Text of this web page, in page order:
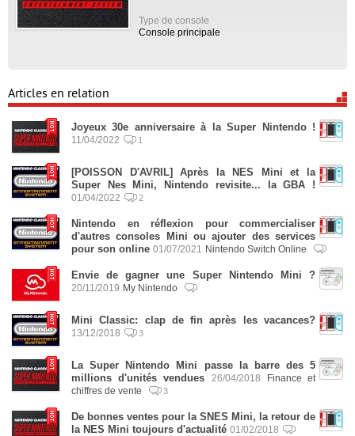
Type de console
Console principale
Articles en relation
Joyeux 30e anniversaire à la Super Nintendo !
11/04/2022 1
[POISSON D'AVRIL] Après la NES Mini et la
Super Nes Mini, Nintendo revisite... la GBA !
01/04/2022 2
Nintendo en réflexion pour commercialiser
d'autres consoles Mini ou ajouter des services
pour son online 01/07/2021 Nintendo Switch Online
Envie de gagner une Super Nintendo Mini ?
20/11/2019 My Nintendo
Mini Classic: clap de fin après les vacances?
13/12/2018 3
La Super Nintendo Mini passe la barre des 5
millions d'unités vendues
26/04/2018
Finance et
chiffres de vente
3
De bonnes ventes pour la SNES Mini, la retour de
la NES Mini toujours d'actualité 01/02/2018